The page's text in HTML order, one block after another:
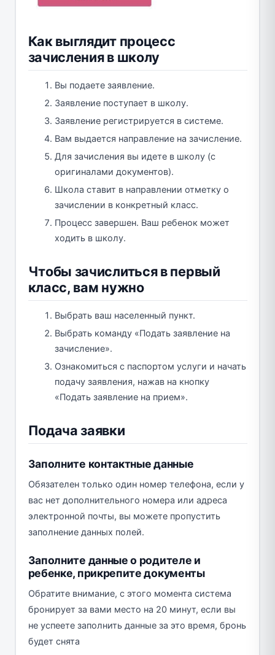
Как выглядит процесс
зачисления в школу
Вы подаете заявление.
Заявление поступает в школу.
Заявление регистрируется в системе.
Вам выдается направление на зачисление.
Для зачисления вы идете в школу (с
оригиналами документов).
Школа ставит в направлении отметку о
зачислении в конкретный класс.
Процесс завершен. Ваш ребенок может
ходить в школу.
Чтобы зачислиться в первый
класс, вам нужно
Выбрать ваш населенный пункт.
Выбрать команду «Подать заявление на
зачисление».
Ознакомиться с паспортом услуги и начать
подачу заявления, нажав на кнопку
«Подать заявление на прием».
Подача заявки
Заполните контактные данные
Обязателен только один номер телефона, если у
вас нет дополнительного номера или адреса
электронной почты, вы можете пропустить
заполнение данных полей.
Заполните данные о родителе и
ребенке, прикрепите документы
Обратите внимание, с этого момента система
бронирует за вами место на 20 минут, если вы
не успеете заполнить данные за это время, бронь
будет снята